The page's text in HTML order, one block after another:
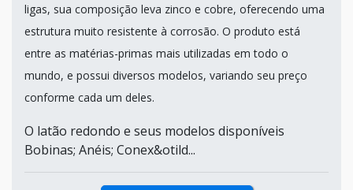
ligas, sua composição leva zinco e cobre, oferecendo uma
estrutura muito resistente à corrosão. O produto está
entre as matérias-primas mais utilizadas em todo o
mundo, e possui diversos modelos, variando seu preço
conforme cada um deles.
O latão redondo e seus modelos disponíveis
Bobinas; Anéis; Conex&otild...